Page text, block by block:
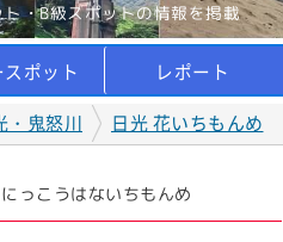
・B級スポットの情報を掲載
ポット
レポート
・鬼怒川 日光 花いちもんめ
にっこうはないちもんめ